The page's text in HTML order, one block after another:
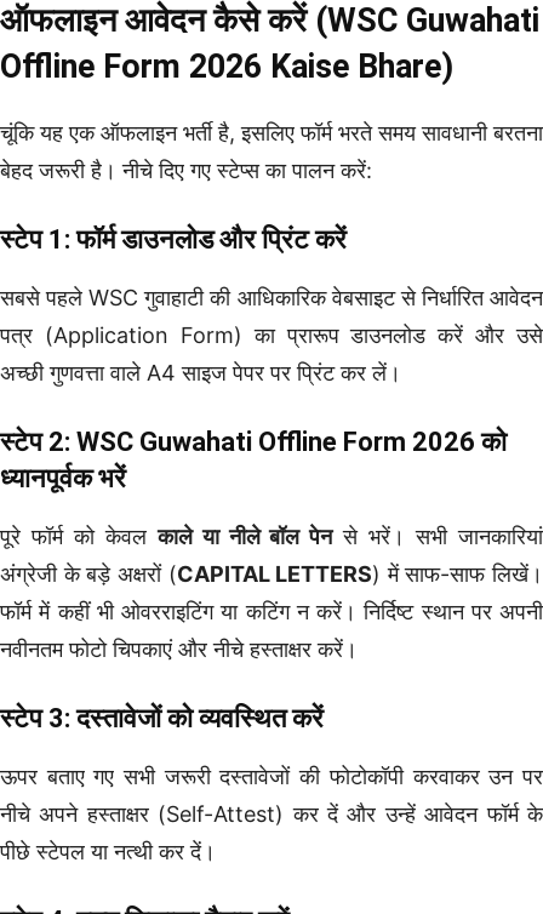
ऑफलाइन आवेदन कैसे करें (WSC Guwahati
Offline Form 2026 Kaise Bhare)
चूंकि यह एक ऑफलाइन भर्ती है, इसलिए फॉर्म भरते समय सावधानी बरतना
बेहद जरूरी है। नीचे दिए गए स्टेप्स का पालन करें:
स्टेप 1: फॉर्म डाउनलोड और प्रिंट करें
सबसे पहले WSC गुवाहाटी की आधिकारिक वेबसाइट से निर्धारित आवेदन
पत्र (Application Form) का प्रारूप डाउनलोड करें और उसे
अच्छी गुणवत्ता वाले A4 साइज पेपर पर प्रिंट कर लें।
स्टेप 2: WSC Guwahati Offline Form 2026 को
ध्यानपूर्वक भरें
पूरे फॉर्म को केवलकाले या नीले बॉल पेनसे भरें। सभी जानकारियां
अंग्रेजी के बड़े अक्षरों (CAPITAL LETTERS) में साफ-साफ लिखें।
फॉर्म में कहीं भी ओवरराइटिंग या कटिंग न करें। निर्दिष्ट स्थान पर अपनी
नवीनतम फोटो चिपकाएं और नीचे हस्ताक्षर करें।
स्टेप 3: दस्तावेजों को व्यवस्थित करें
ऊपर बताए गए सभी जरूरी दस्तावेजों की फोटोकॉपी करवाकर उन पर
नीचे अपने हस्ताक्षर (Self-Attest) कर दें और उन्हें आवेदन फॉर्म के
पीछे स्टेपल या नत्थी कर दें।